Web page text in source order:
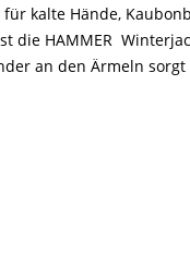
kalte Hände,
die HAMMER
an den Ärmeln